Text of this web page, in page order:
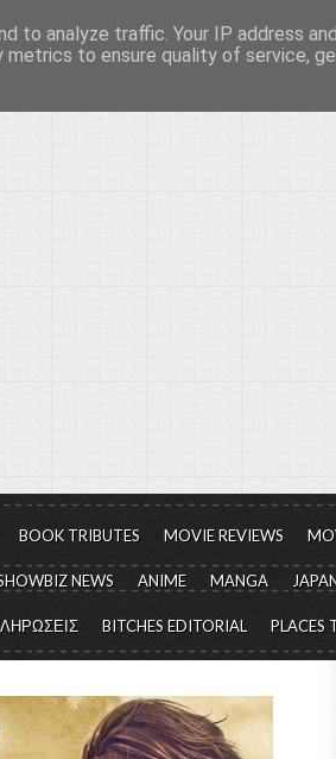
του μορφή και έκταση...
BOOK TRIBUTES MOVIE REVIEWS
NEWS ANIME MANGA
BITCHES EDITORIAL PLACES
to analyze traffic. Your IP address
to ensure quality of service,